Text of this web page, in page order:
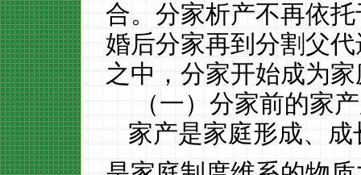
合。分家析产不再依
婚后分家再到分割父
之中，分家开始成为
（一）分家前的家
家产是家庭形成、